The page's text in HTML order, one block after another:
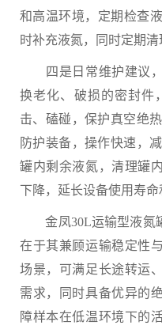
和高温环境，定期检查
时补充液氮，同时定期清
四是日常维护建议，
换老化、破损的密封件
击、磕碰，保护真空绝
防护装备，操作快速，
罐内剩余液氮，清理罐
下降，延长设备使用寿命
金凤30L运输型液氮
在于其兼顾运输稳定性
场景，可满足长途转运
需求，同时具备优异的
障样本在低温环境下的